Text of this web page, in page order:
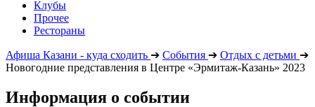
Клубы
Прочее
Рестораны
Афиша Казани - куда сходить ➔ События ➔ Отдых с детьми ➔
Новогодние представления в Центре «Эрмитаж-Казань» 2023
Информация о событии